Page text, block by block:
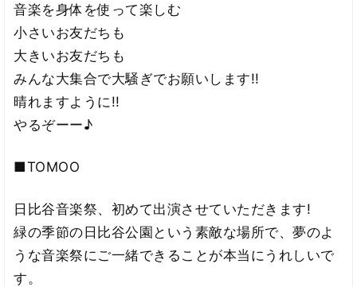
音楽を身体を使って楽しむ
小さいお友だちも
大きいお友だちも
みんな大集合で大騒ぎでお願いします!!
晴れますように!!
やるぞーー♪
■TOMOO
日比谷音楽祭、初めて出演させていただきます!
緑の季節の日比谷公園という素敵な場所で、夢のよ
うな音楽祭にご一緒できることが本当にうれしいで
す。